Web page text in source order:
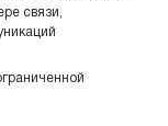
связи,